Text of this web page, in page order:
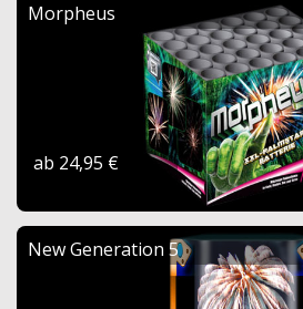
Morpheus
ab 24,95 €
New Generation 5